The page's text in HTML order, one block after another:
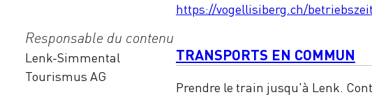
Responsable du contenu
Lenk-Simmental
Tourismus AG
https://vogellisiberg.ch/
TRANSPORTS EN COMMUN
Prendre le train jusqu'à Lenk.